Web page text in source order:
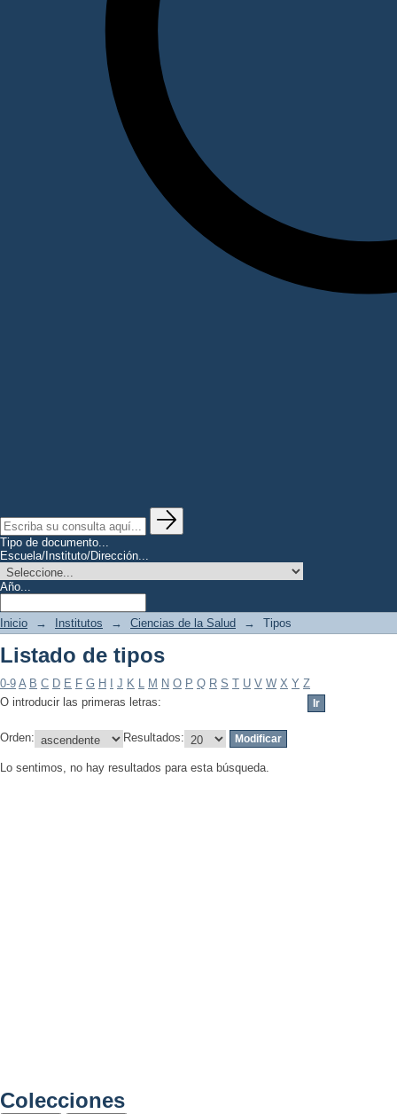
Tipo de documento...
Escuela/Instituto/Dirección...
Año...
Inicio → Institutos → Ciencias de la Salud → Tipos
Listado de tipos
0-9 A B C D E F G H J K L M N O P Q R S T U V W X Y Z
O introducir las primeras letras:
Orden: Resultados:
Lo sentimos, no hay resultados para esta búsqueda.
Colecciones